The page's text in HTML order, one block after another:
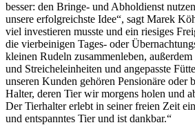
besser: den Bringe- und Abholdienst
unsere erfolgreichste Idee“, sagt Marek
viel investieren musste und ein riesiges
die vierbeinigen Tages- oder
kleinen Rudeln zusammenleben,
und Streicheleinheiten und angepasste
unseren Kunden gehören Pensionäre oder
Halter, deren Tier wir morgens holen und
Der Tierhalter erlebt in seiner freien Zeit
und entspanntes Tier und ist dankbar.“